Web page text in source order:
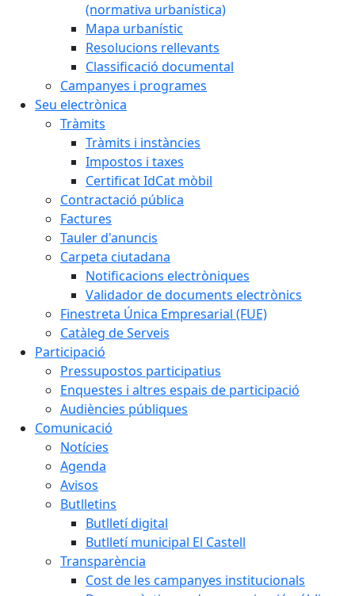
(normativa urbanística)
Mapa urbanístic
Resolucions rellevants
Classificació documental
Campanyes i programes
Seu electrònica
Tràmits
Tràmits i instàncies
Impostos i taxes
Certificat IdCat mòbil
Contractació pública
Factures
Tauler d'anuncis
Carpeta ciutadana
Notificacions electròniques
Validador de documents electrònics
Finestreta Única Empresarial (FUE)
Catàleg de Serveis
Participació
Pressupostos participatius
Enquestes i altres espais de participació
Audiències públiques
Comunicació
Notícies
Agenda
Avisos
Butlletins
Butlletí digital
Butlletí municipal El Castell
Transparència
Cost de les campanyes institucionals